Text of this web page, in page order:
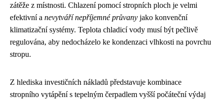
zátěže z místnosti. Chlazení pomocí stropních ploch je velmi
efektivní a nevytváří nepříjemné průvany jako konvenční
klimatizační systémy. Teplota chladicí vody musí být pečlivě
regulována, aby nedocházelo ke kondenzaci vlhkosti na povrchu
stropu.
Z hlediska investičních nákladů představuje kombinace
stropního vytápění s tepelným čerpadlem vyšší počáteční výdaj